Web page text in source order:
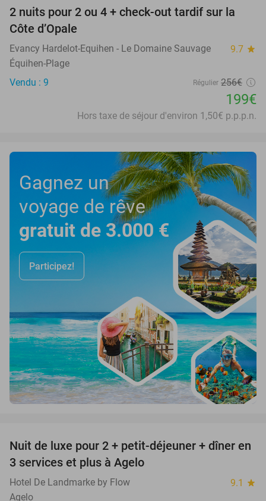
22%
2 nuits pour 2 ou 4 + check-out tardif sur la
Côte d’Opale
Evancy Hardelot-Equihen - Le Domaine Sauvage 9.7 star
Équihen-Plage
Vendu : 9
Régulier 256€
199€
Hors taxe de séjour d'environ 1,50€ p.p.p.n.
Gagnez un
voyage de rêve
gratuit de 3.000 €
Participez!
50%
Nuit de luxe pour 2 + petit-déjeuner + dîner en
3 services et plus à Agelo
Hotel De Landmarke by Flow 9.1 star
Agelo